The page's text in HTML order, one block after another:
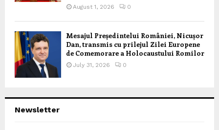
August 1, 2026 0
Mesajul Președintelui României, Nicușor
Dan, transmis cu prilejul Zilei Europene
de Comemorare a Holocaustului Romilor
July 31, 2026 0
Newsletter